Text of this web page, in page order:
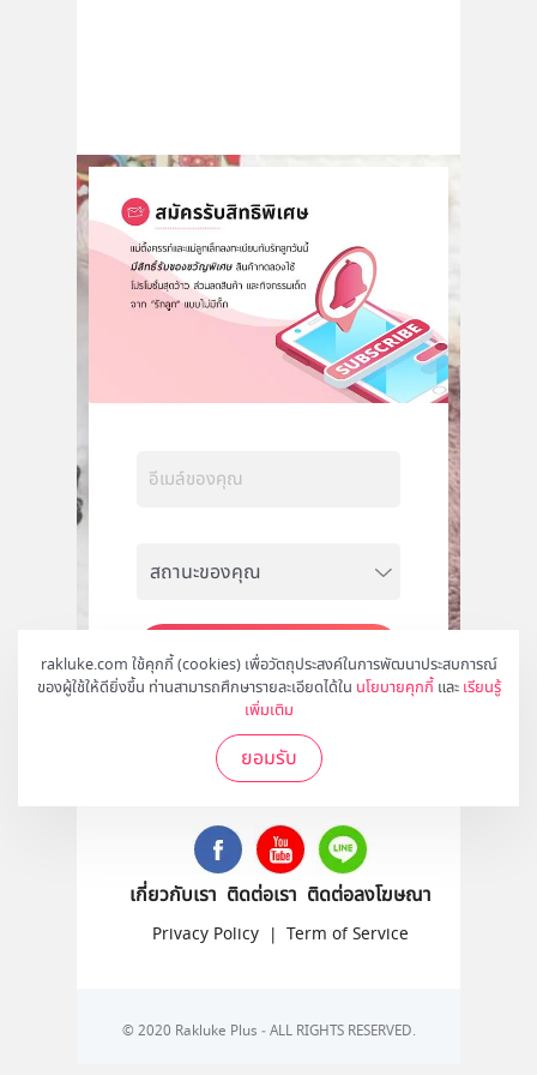
rakluke.com ใช้คุกกี้ (cookies) เพื่อวัตถุประสงค์ในการพัฒนาประสบการณ์
ของผู้ใช้ให้ดียิ่งขึ้น ท่านสามารถศึกษารายละเอียดได้ใน นโยบายคุกกี้ และ เรียนรู้
เพิ่มเติม
ยอมรับ
สมัคร
ติดตามเราได้ที่
เกี่ยวกับเรา ติดต่อเรา ติดต่อลงโฆษณา
Privacy Policy | Term of Service
© 2020 Rakluke Plus - ALL RIGHTS RESERVED.